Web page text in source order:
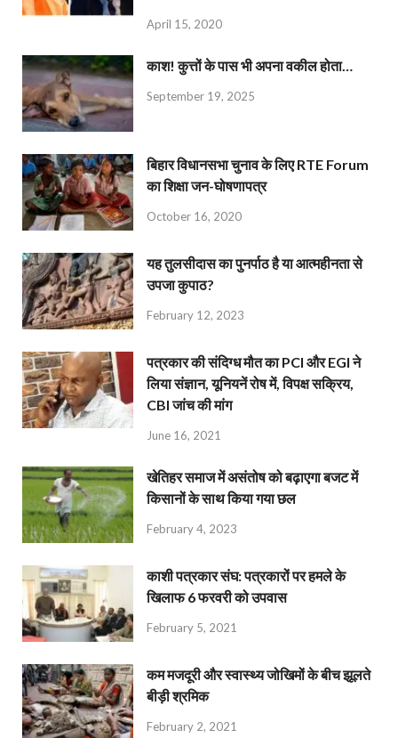
April 15, 2020
काश! कुत्तों के पास भी अपना वकील होता…
September 19, 2025
बिहार विधानसभा चुनाव के लिए RTE Forum
का शिक्षा जन-घोषणापत्र
October 16, 2020
यह तुलसीदास का पुनर्पाठ है या आत्महीनता से
उपजा कुपाठ?
February 12, 2023
पत्रकार की संदिग्ध मौत का PCI और EGI ने
लिया संज्ञान, यूनियनें रोष में, विपक्ष सक्रिय,
CBI जांच की मांग
June 16, 2021
खेतिहर समाज में असंतोष को बढ़ाएगा बजट में
किसानों के साथ किया गया छल
February 4, 2023
काशी पत्रकार संघ: पत्रकारों पर हमले के
खिलाफ 6 फरवरी को उपवास
February 5, 2021
कम मजदूरी और स्वास्थ्य जोखिमों के बीच झूलते
बीड़ी श्रमिक
February 2, 2021